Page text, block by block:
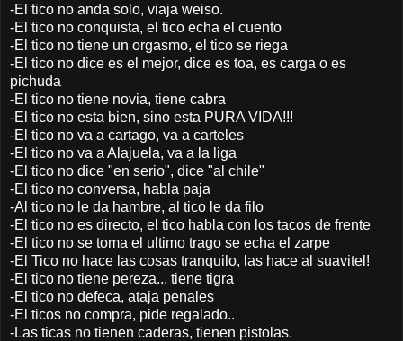
-El tico no anda solo, viaja weiso.
-El tico no conquista, el tico echa el cuento
-El tico no tiene un orgasmo, el tico se riega
-El tico no dice es el mejor, dice es toa, es carga o es
pichuda
-El tico no tiene novia, tiene cabra
-El tico no esta bien, sino esta PURA VIDA!!!
-El tico no va a cartago, va a carteles
-El tico no va a Alajuela, va a la liga
-El tico no dice "en serio", dice "al chile"
-El tico no conversa, habla paja
-Al tico no le da hambre, al tico le da filo
-El tico no es directo, el tico habla con los tacos de frente
-El tico no se toma el ultimo trago se echa el zarpe
-El Tico no hace las cosas tranquilo, las hace al suavitel!
-El tico no tiene pereza... tiene tigra
-El tico no defeca, ataja penales
-El ticos no compra, pide regalado..
-Las ticas no tienen caderas, tienen pistolas.